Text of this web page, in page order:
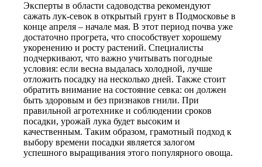
Эксперты в области садоводства рекомендуют
сажать лук-севок в открытый грунт в Подмосковье в
конце апреля – начале мая. В этот период почва уже
достаточно прогрета, что способствует хорошему
укоренению и росту растений. Специалисты
подчеркивают, что важно учитывать погодные
условия: если весна выдалась холодной, лучше
отложить посадку на несколько дней. Также стоит
обратить внимание на состояние севка: он должен
быть здоровым и без признаков гнили. При
правильной агротехнике и соблюдении сроков
посадки, урожай лука будет высоким и
качественным. Таким образом, грамотный подход к
выбору времени посадки является залогом
успешного выращивания этого популярного овоща.